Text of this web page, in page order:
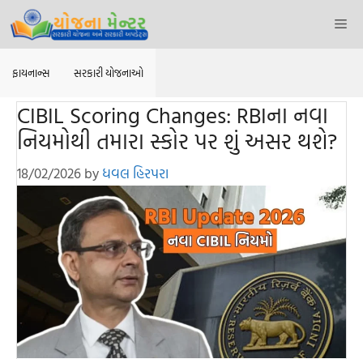
to
content
ફાયનાન્સ સરકારી યોજનાઓ
CIBIL Scoring Changes: RBIના નવા
નિયમોથી તમારા સ્કોર પર શું અસર થશે?
18/02/2026 by ધવલ હિરપરા